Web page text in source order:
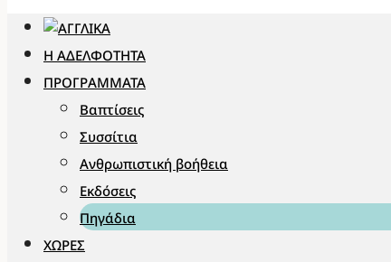
Η ΑΔΕΛΦΌΤΗΤΑ
ΠΡΟΓΡΆΜΜΑΤΑ
Βαπτίσεις
Συσσίτια
Ανθρωπιστική βοήθεια
Εκδόσεις
Πηγάδια
ΧΏΡΕΣ